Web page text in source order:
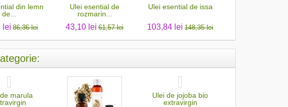
din lemn
de...
lei 86,36 lei
Ulei esential de
rozmarin...
43,10 lei 61,57 lei
Ulei esential de issa
103,84 lei 148,35 lei
marula
Ulei de jojoba bio
extravirgin